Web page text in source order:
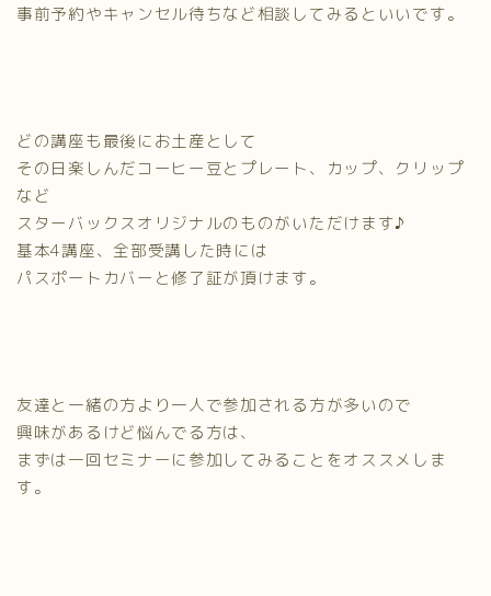
事前予約やキャンセル待ちなど相談してみるといいです。
どの講座も最後にお土産として
その日楽しんだコーヒー豆とプレート、カップ、クリップ
など
スターバックスオリジナルのものがいただけます♪
基本4講座、全部受講した時には
パスポートカバーと修了証が頂けます。
友達と一緒の方より一人で参加される方が多いので
興味があるけど悩んでる方は、
まずは一回セミナーに参加してみることをオススメしま
す。